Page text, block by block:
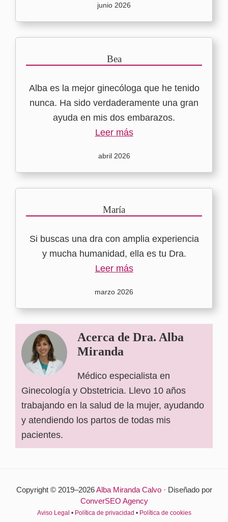
junio 2026
Bea
Alba es la mejor ginecóloga que he tenido
nunca. Ha sido verdaderamente una gran
ayuda en mis dos embarazos.
Leer más
abril 2026
María
Si buscas una dra con amplia experiencia
y mucha humanidad, ella es tu Dra.
Leer más
marzo 2026
Acerca de Dra. Alba
Miranda
Médico especialista en
Ginecología y Obstetricia. Llevo 10 años
trabajando en la salud de la mujer, ayudando
y atendiendo los partos de todas mis
pacientes.
lateral
principal
Copyright © 2019–2026Alba Miranda Calvo· Diseñado por
ConverSEO Agency
Aviso Legal • Política de privacidad • Política de cookies